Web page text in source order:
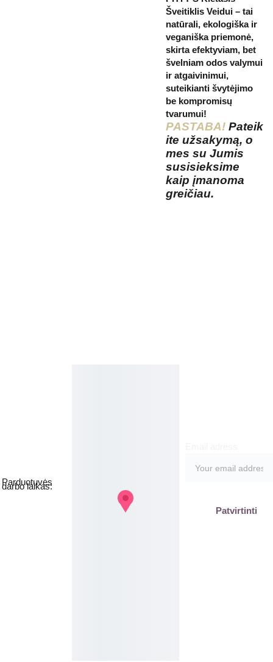
Šveitiklis Veidui – tai
natūrali, ekologiška ir
veganiška priemonė,
skirta efektyviam, bet
švelniam odos valymui
ir atgaivinimui,
suteikianti švytėjimo
be kompromisų
tvarumui!
PASTABA! Pateik
ite užsakymą, o
mes su Jumis
susisieksime
kaip įmanoma
greičiau.
Patvirtinti
Parduotuvės
darbo laikas: